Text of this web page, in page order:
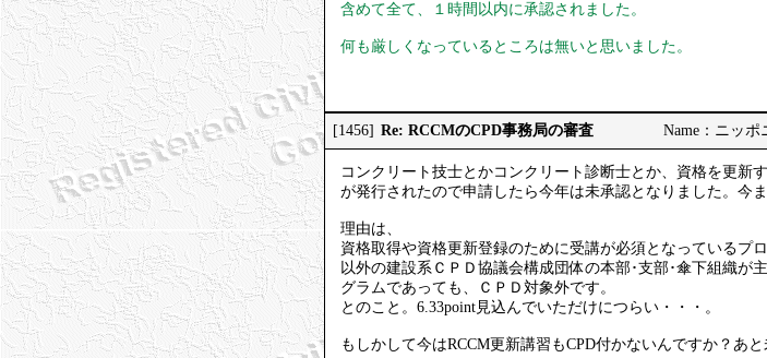
含めて全て、１時間以内に承認されました。
何も厳しくなっているところは無いと思いました。
[1456] Re: RCCMのCPD事務局の審査 Name：ニッポ
コンクリート技士とかコンクリート診断士とか、資格を更新
が発行されたので申請したら今年は未承認となりました。今
理由は、
資格取得や資格更新登録のために受講が必須となっているプ
以外の建設系ＣＰＤ協議会構成団体の本部･支部･傘下組織が
グラムであっても、ＣＰＤ対象外です。
とのこと。6.33point見込んでいただけにつらい・・・。
もしかして今はRCCM更新講習もCPD付かないんですか？あ